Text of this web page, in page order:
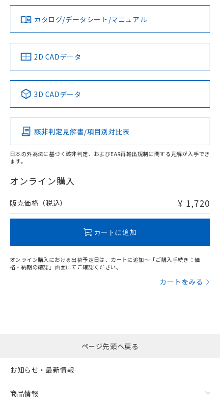
ダウンロードデータをご利用いただく前に、以下を必ずお読
みください。
ソフトウェアの使用条件
対応済み
中国 RoHS 注意事項・凡例
Pb Hg Cd Cr(VI)
O
在庫等で未対応品が混在する可能性があります。
問い合わせください。
LR型式承認
（イギリス
船舶規格）
DNV型式承認
（ノルウェー
BV型式承認
（フランス
KR型式
（韓国
No No No No
この製品の規格認証/適合状況ページへ
その他の認証はこちらのページからご検索ください
カタログ/データシート/マニュアル
2D CADデータ
3D CADデータ
該非判定見解書/項目別対比表
日本の外為法に基づく該非判定、およびEAR再輸出規制に関する見解が入手でき
ます。
オンライン購入
販売価格（税込） ¥ 1,720
カートに追加
オンライン購入における出荷予定日は、カートに追加～「ご購入手続き：価
格・納期の確認」画面にてご確認ください。
カートをみる
ページ先頭へ戻る
お知らせ・最新情報
商品情報